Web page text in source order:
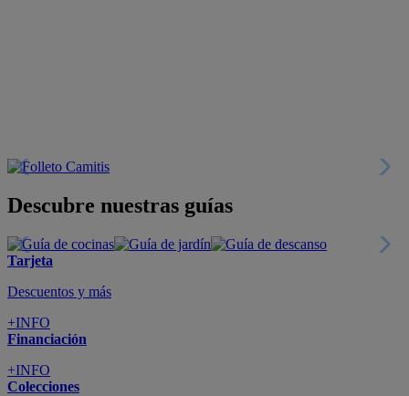
Descubre nuestras guías
Tarjeta
Descuentos y más
+INFO
Financiación
+INFO
Colecciones